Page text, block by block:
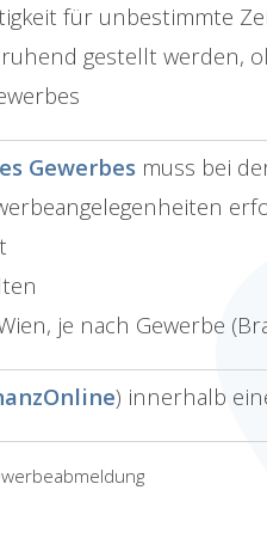
für unbestimmte
gestellt werden,
Gewerbes muss bei
je nach Gewerbe
) innerhalb